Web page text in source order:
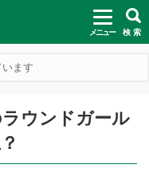
メニュー 検 索
ます
ウンドガール